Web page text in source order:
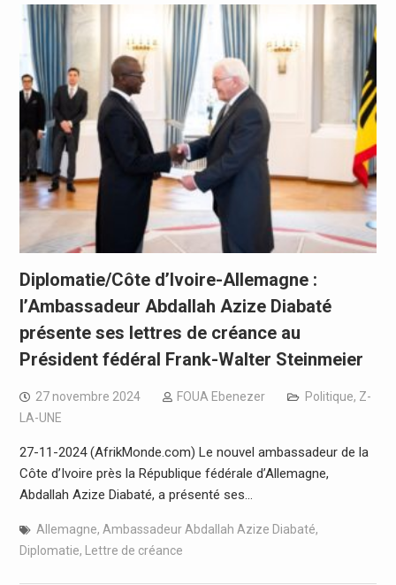
Diplomatie/Côte d’Ivoire-Allemagne :
l’Ambassadeur Abdallah Azize Diabaté
présente ses lettres de créance au
Président fédéral Frank-Walter Steinmeier
27 novembre 2024 FOUA Ebenezer Politique, Z-
LA-UNE
27-11-2024 (AfrikMonde.com) Le nouvel ambassadeur de la
Côte d’Ivoire près la République fédérale d’Allemagne,
Abdallah Azize Diabaté, a présenté ses…
Allemagne, Ambassadeur Abdallah Azize Diabaté,
Diplomatie, Lettre de créance